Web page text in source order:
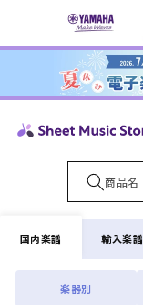
ンツに
国内楽譜
楽器別
輸入楽譜